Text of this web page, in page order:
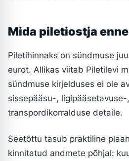
Mida piletiostja
Piletihinnaks on sündmuse
eurot. Allikas viitab Piletilevi
sündmuse kirjelduses ei ole
sissepääsu-,
transpordikorralduse detaile.
Seetõttu tasub praktiline
kinnitatud andmete põhjal: